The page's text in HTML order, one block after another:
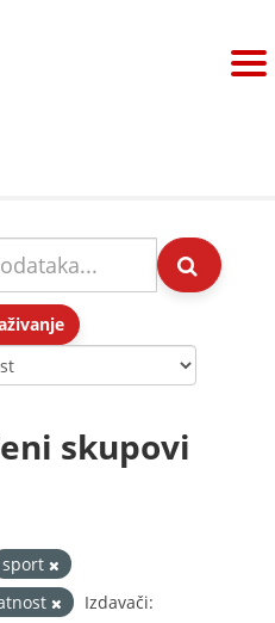
skupovi
sport
Izdavači: